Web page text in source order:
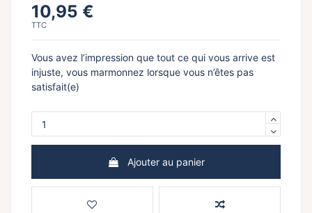
10,95 €
TTC
Vous avez l’impression que tout ce qui vous arrive est
injuste, vous marmonnez lorsque vous n’êtes pas
satisfait(e)
Ajouter au panier